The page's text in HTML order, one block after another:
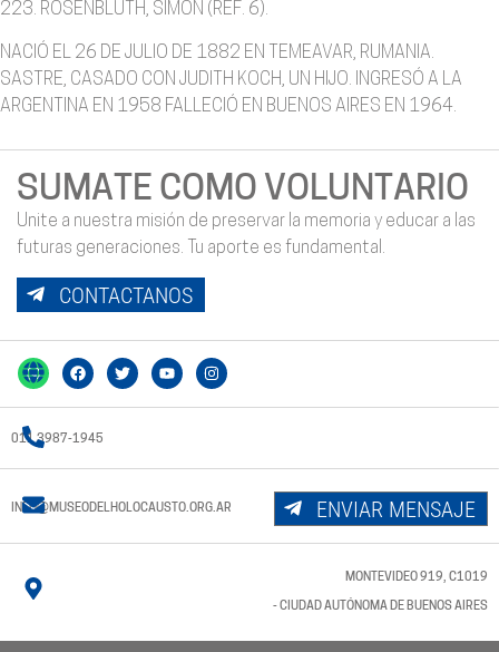
223. ROSENBLUTH, SIMON (REF. 6).
NACIÓ EL 26 DE JULIO DE 1882 EN TEMEAVAR, RUMANIA.
SASTRE, CASADO CON JUDITH KOCH, UN HIJO. INGRESÓ A LA
ARGENTINA EN 1958 FALLECIÓ EN BUENOS AIRES EN 1964.
SUMATE COMO VOLUNTARIO
Unite a nuestra misión de preservar la memoria y educar a las
futuras generaciones. Tu aporte es fundamental.
CONTACTANOS
011 3987-1945
INFO@MUSEODELHOLOCAUSTO.ORG.AR ENVIAR MENSAJE
MONTEVIDEO 919, C1019
- CIUDAD AUTÓNOMA DE BUENOS AIRES